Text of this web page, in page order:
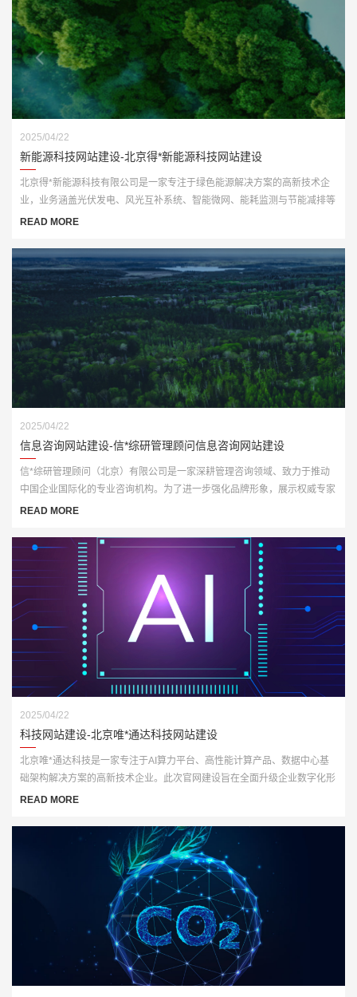
2025/04/22
新能源科技网站建设-北京得*新能源科技网站建设
北京得*新能源科技有限公司是一家专注于绿色能源解决方案的高新技术企
业，业务涵盖光伏发电、风光互补系统、智能微网、能耗监测与节能减排等
多个板块。为顺应“双碳”战略发展要求，公司亟需打造一个具备行业专业性
READ MORE
2025/04/22
信息咨询网站建设-信*综研管理顾问信息咨询网站建设
信*综研管理顾问（北京）有限公司是一家深耕管理咨询领域、致力于推动
中国企业国际化的专业咨询机构。为了进一步强化品牌形象，展示权威专家
资源与咨询成果，客户委托我们打造一套全新官网平台，实现从品牌传播到
READ MORE
2025/04/22
科技网站建设-北京唯*通达科技网站建设
北京唯*通达科技是一家专注于AI算力平台、高性能计算产品、数据中心基
础架构解决方案的高新技术企业。此次官网建设旨在全面升级企业数字化形
象，打造一个集展示、推广与技术服务于一体的多功能门户网站。
READ MORE